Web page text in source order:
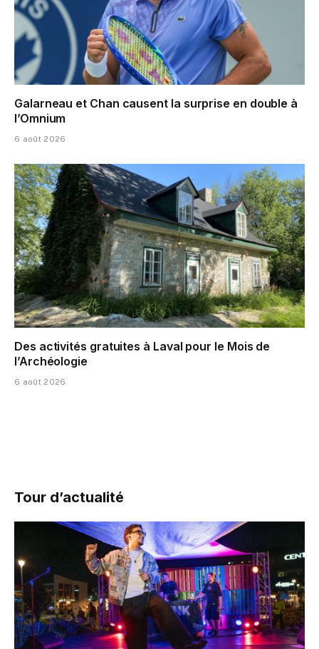
Galarneau et Chan causent la surprise en double à
l’Omnium
6 août 2026
Des activités gratuites à Laval pour le Mois de
l’Archéologie
6 août 2026
Tour d’actualité